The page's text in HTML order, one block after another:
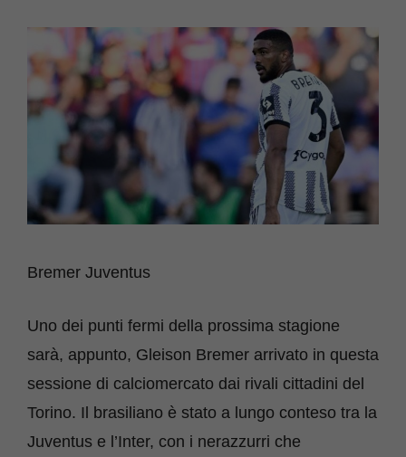
Bremer Juventus
Uno dei punti fermi della prossima stagione
sarà, appunto, Gleison Bremer arrivato in questa
sessione di calciomercato dai rivali cittadini del
Torino. Il brasiliano è stato a lungo conteso tra la
Juventus e l’Inter, con i nerazzurri che